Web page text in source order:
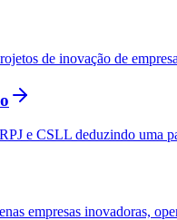
de inovação de
e CSLL deduzindo uma
empresas inovadoras,